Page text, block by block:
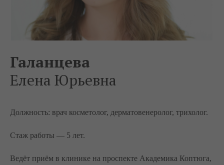
Галанцева
Елена Юрьевна
Должность: врач косметолог, дерматовенеролог, трихолог.
Стаж работы — 5 лет.
Ведёт приём в клинике на проспекте Академика Коптюга,